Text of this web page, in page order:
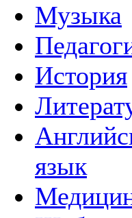
Музыка
История
язык